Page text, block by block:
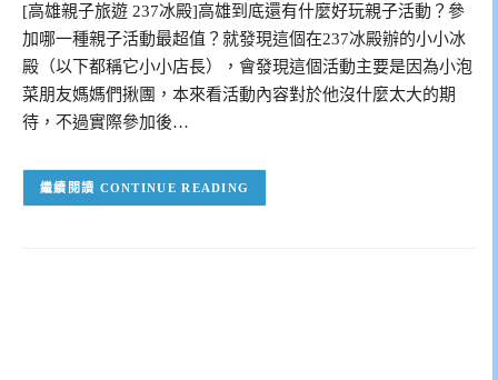
[高雄親子旅遊 237冰殿]高雄到底還有什麼好玩親子活動？參
加哪一種親子活動最超值？就發現這個在237冰殿辦的小小冰
殿（以下都稱它小小店長），會發現這個活動主要是因為小泡
菜朋友媽媽們揪團，本來看活動內容對於他沒什麼太大的期
待，不過實際參加後…
CONTINUE READING